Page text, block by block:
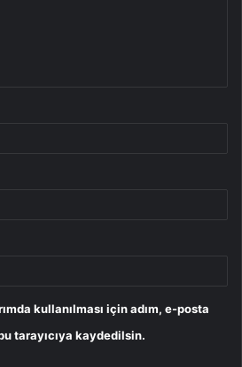
kullanılması için adım, e-posta
tarayıcıya kaydedilsin.